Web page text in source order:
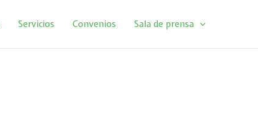
Servicios Convenios Sala de prensa